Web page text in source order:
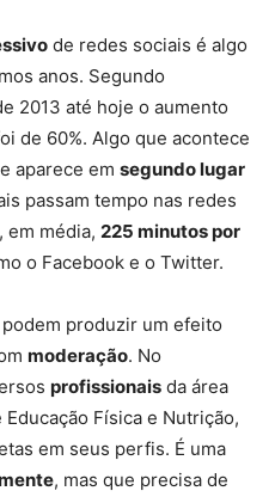
de redes sociais é algo
anos. Segundo
2013 até hoje o aumento
de 60%. Algo que acontece
aparece em segundo lugar
passam tempo nas redes
em média, 225 minutos por
o Facebook e o Twitter.
produzir um efeito
moderação. No
profissionais da área
Física e Nutrição,
em seus perfis. É uma
, mas que precisa de